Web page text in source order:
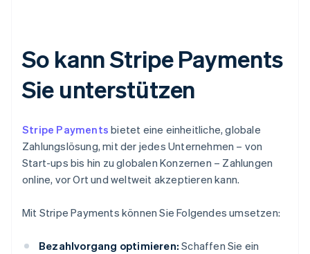
So kann Stripe Payments
Sie unterstützen
Stripe Payments bietet eine einheitliche, globale
Zahlungslösung, mit der jedes Unternehmen – von
Start-ups bis hin zu globalen Konzernen – Zahlungen
online, vor Ort und weltweit akzeptieren kann.
Mit Stripe Payments können Sie Folgendes umsetzen:
Bezahlvorgang optimieren: Schaffen Sie ein